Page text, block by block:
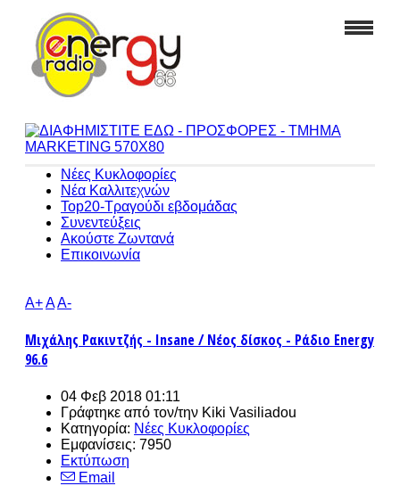
Νέες Κυκλοφορίες
Νέα Καλλιτεχνών
Top20-Τραγούδι εβδομάδας
Συνεντεύξεις
Ακούστε Ζωντανά
Επικοινωνία
A+AA-
Μιχάλης Ρακιντζής - Insane / Νέος δίσκος - Ράδιο Energy
96.6
04 Φεβ 2018 01:11
Γράφτηκε από τον/την Kiki Vasiliadou
Κατηγορία: Νέες Κυκλοφορίες
Εμφανίσεις: 7950
Εκτύπωση
Email